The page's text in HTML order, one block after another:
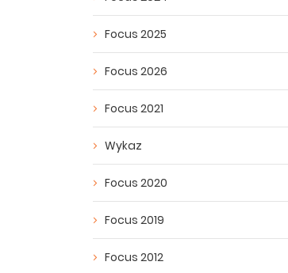
Focus 2025
Focus 2026
Focus 2021
Wykaz
Focus 2020
Focus 2019
Focus 2012